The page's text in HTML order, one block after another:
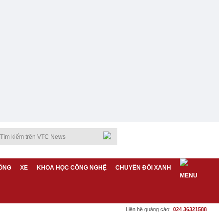
XE KHOA HỌC CÔNG NGHỆ CHUYỂN ĐỔI XANH
Liên hệ quảng cáo: 024 36321588